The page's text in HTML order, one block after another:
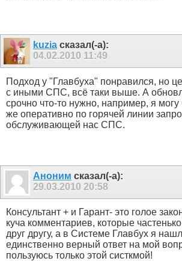
kuzia сказал(-а):
04.02.2010 11:49
Подход у "Главбуха" понравился, но
с иными СПС, всё таки выше. А
срочно что-то нужно, например, я могу
же оперативно по горячей линии
обслуживающей нас СПС.
Аноним сказал(-а):
29.03.2010 20:58
Консультант + и Гарант- это голое
куча комментариев, которые
друг другу, а в Системе Главбух я
единственно верный ответ на мой
пользуюсь только этой систкмой!